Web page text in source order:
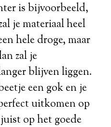
is bijvoorbeeld,
je materiaal heel
hele droge, maar
zal je
blijven liggen.
een gok en je
uitkomen op
op het goede